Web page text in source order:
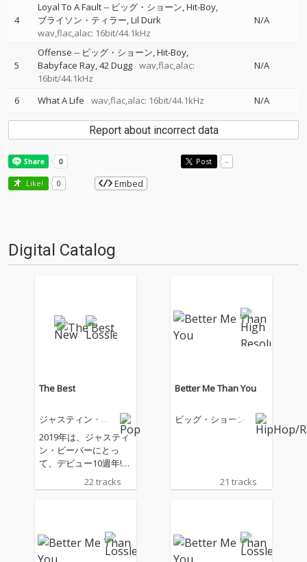
4
Loyal To A Fault-- ビッグ・ショーン Hit-Boy
ブライソン・ティラー Lil Durk
wav,flac,alac: 16bit/44.1kHz
N/A
5
Offense -- ビッグ・ショーン Hit-Boy
Babyface Ray 42 Dugg wav,flac,alac:
16bit/44.1kHz
N/A
6 What A Life wav,flac,alac: 16bit/44.1kHz N/A
Report about incorrect data
Post -
Like! 0 Embed
Digital Catalog
The Best
ジャスティン・ビ
2019年は、ジャスティ
ン・ビーバーにとっ
て、デビュー10週年!こ
れまでのジャスティン
のキャリアを総括し
初のベスト盤!
22 tracks
Better Me Than You
ビッグ・ショーン
21 tracks